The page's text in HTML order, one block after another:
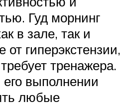
Гуд морнинг
в зале, так и
гиперэкстензии,
тренажера.
его выполнении
любые